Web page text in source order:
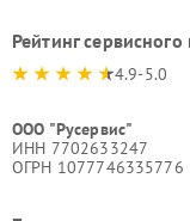
Рейтинг сервисного
4.9-5.0
ООО "Русервис"
ИНН 7702633247
ОГРН 1077746335776